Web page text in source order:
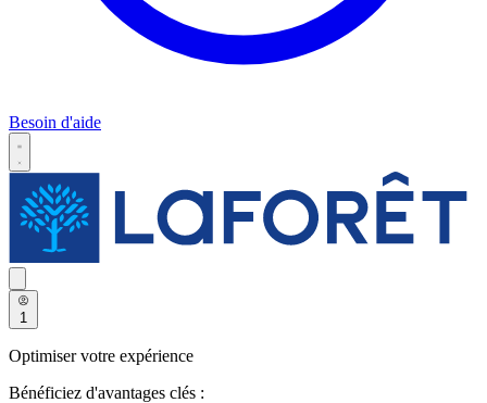
Besoin d'aide
1
Optimiser votre expérience
Bénéficiez d'avantages clés :